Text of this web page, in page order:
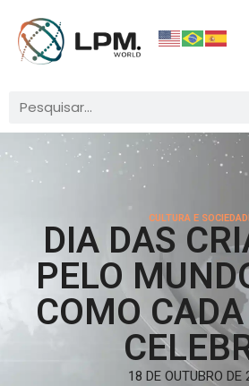
CULTURA E
DIA DAS
PELO
COMO
18 DE OUTUBRO DE